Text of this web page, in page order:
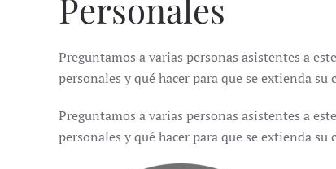
Personales
Preguntamos a varias personas asistentes a
personales y qué hacer para que se extienda
Preguntamos a varias personas asistentes a
personales y qué hacer para que se extienda